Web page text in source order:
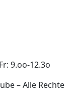
9.oo-12.3o
– Alle Rechte